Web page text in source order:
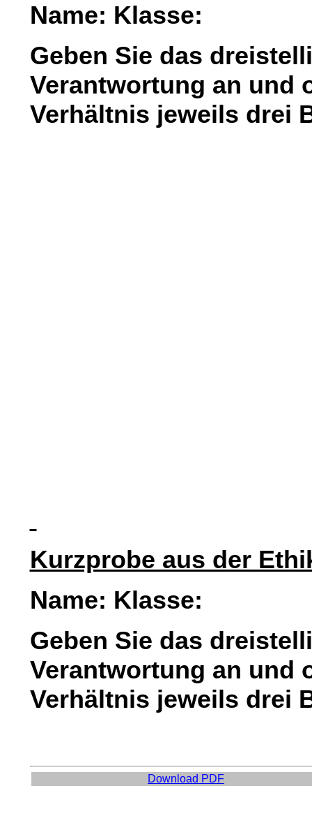
Name: Klasse:
Geben Sie das
Verantwortung an und
Verhältnis jeweils drei
Kurzprobe aus der
Name: Klasse:
Geben Sie das
Verantwortung an und
Verhältnis jeweils drei
Download PDF